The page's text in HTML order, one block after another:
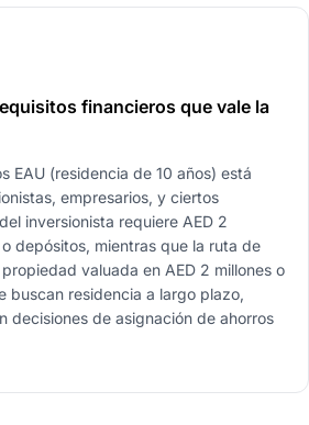
financieros que vale la
EAU (residencia de 10 años) está
empresarios, y ciertos
inversionista requiere AED 2
depósitos, mientras que la ruta de
valuada en AED 2 millones o
buscan residencia a largo plazo,
decisiones de asignación de ahorros